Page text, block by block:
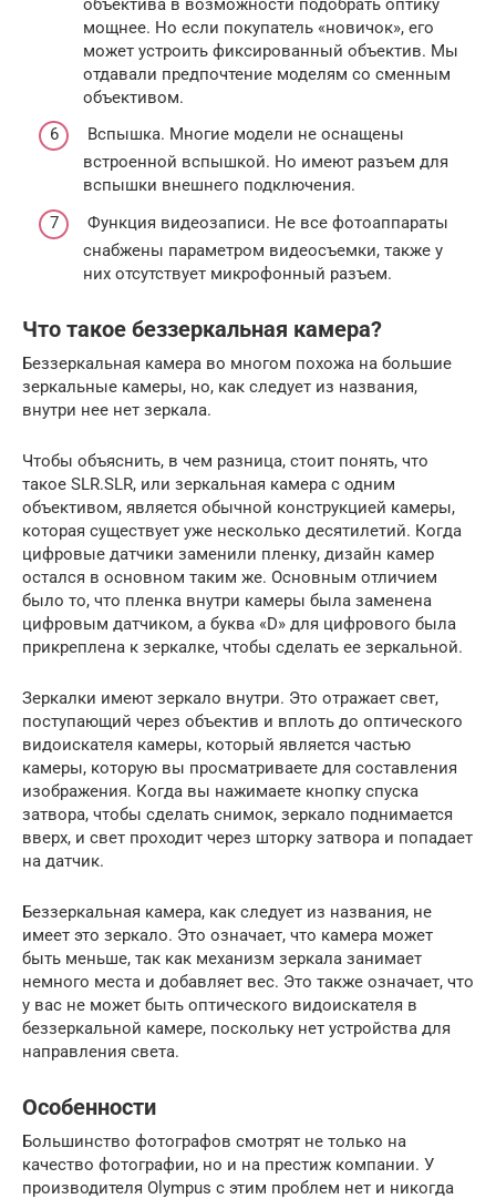
мощнее. Но если покупатель «новичок», его
может устроить фиксированный объектив. Мы
отдавали предпочтение моделям со сменным
объективом.
Вспышка. Многие модели не оснащены
встроенной вспышкой. Но имеют разъем для
вспышки внешнего подключения.
Функция видеозаписи. Не все фотоаппараты
снабжены параметром видеосъемки, также у
них отсутствует микрофонный разъем.
Что такое беззеркальная камера?
Беззеркальная камера во многом похожа на большие
зеркальные камеры, но, как следует из названия,
внутри нее нет зеркала.
Чтобы объяснить, в чем разница, стоит понять, что
такое SLR.SLR, или зеркальная камера с одним
объективом, является обычной конструкцией камеры,
которая существует уже несколько десятилетий. Когда
цифровые датчики заменили пленку, дизайн камер
остался в основном таким же. Основным отличием
было то, что пленка внутри камеры была заменена
цифровым датчиком, а буква «D» для цифрового была
прикреплена к зеркалке, чтобы сделать ее зеркальной.
Зеркалки имеют зеркало внутри. Это отражает свет,
поступающий через объектив и вплоть до оптического
видоискателя камеры, который является частью
камеры, которую вы просматриваете для составления
изображения. Когда вы нажимаете кнопку спуска
затвора, чтобы сделать снимок, зеркало поднимается
вверх, и свет проходит через шторку затвора и попадает
на датчик.
Беззеркальная камера, как следует из названия, не
имеет это зеркало. Это означает, что камера может
быть меньше, так как механизм зеркала занимает
немного места и добавляет вес. Это также означает, что
у вас не может быть оптического видоискателя в
беззеркальной камере, поскольку нет устройства для
направления света.
Особенности
Большинство фотографов смотрят не только на
качество фотографии, но и на престиж компании. У
производителя Olympus с этим проблем нет и никогда